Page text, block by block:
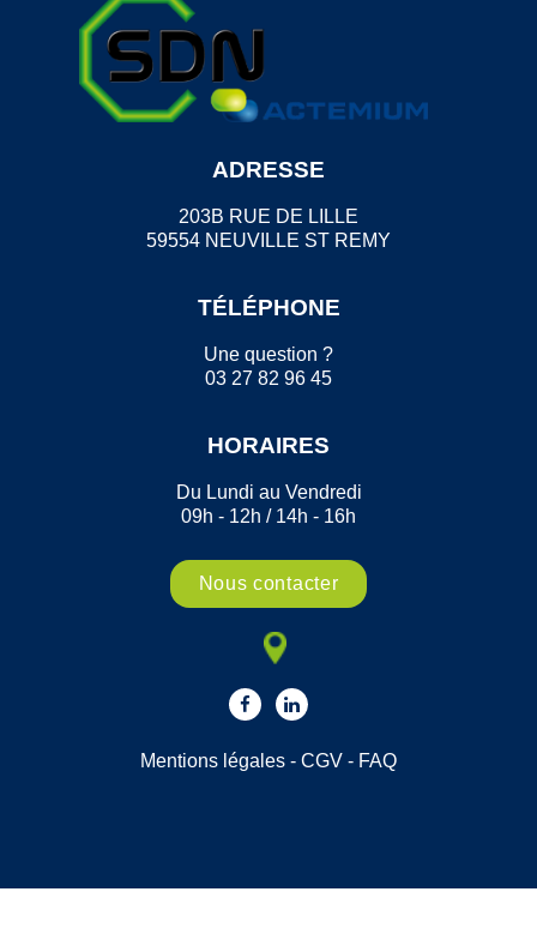
ADRESSE
203B RUE DE LILLE
59554 NEUVILLE ST REMY
TÉLÉPHONE
Une question ?
03 27 82 96 45
HORAIRES
Du Lundi au Vendredi
09h - 12h / 14h - 16h
Nous contacter
Mentions légales - CGV - FAQ